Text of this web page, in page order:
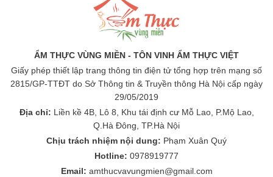
ẨM THỰC VÙNG MIỀN - TÔN VINH ẨM THỰC VIỆT
Giấy phép thiết lập trang thông tin điện tử tổng hợp trên mạng số
2815/GP-TTĐT do Sở Thông tin & Truyền thông Hà Nội cấp ngày
29/05/2019
Địa chỉ: Liền kề 4B, Lô 8, Khu tái định cư Mỗ Lao, P.Mộ Lao,
Q.Hà Đông, TP.Hà Nội
Chịu trách nhiệm nội dung: Phạm Xuân Quý
Hotline: 0978919777
Email: amthucvavungmien@gmail.com